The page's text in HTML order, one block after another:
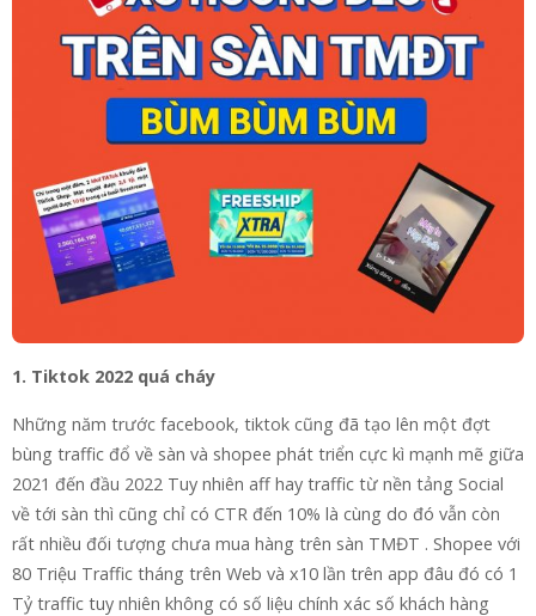
1. Tiktok 2022 quá cháy
Những năm trước facebook, tiktok cũng đã tạo lên một đợt
bùng traffic đổ về sàn và shopee phát triển cực kì mạnh mẽ giữa
2021 đến đầu 2022 Tuy nhiên aff hay traffic từ nền tảng Social
về tới sàn thì cũng chỉ có CTR đến 10% là cùng do đó vẫn còn
rất nhiều đối tượng chưa mua hàng trên sàn TMĐT . Shopee với
80 Triệu Traffic tháng trên Web và x10 lần trên app đâu đó có 1
Tỷ traffic tuy nhiên không có số liệu chính xác số khách hàng